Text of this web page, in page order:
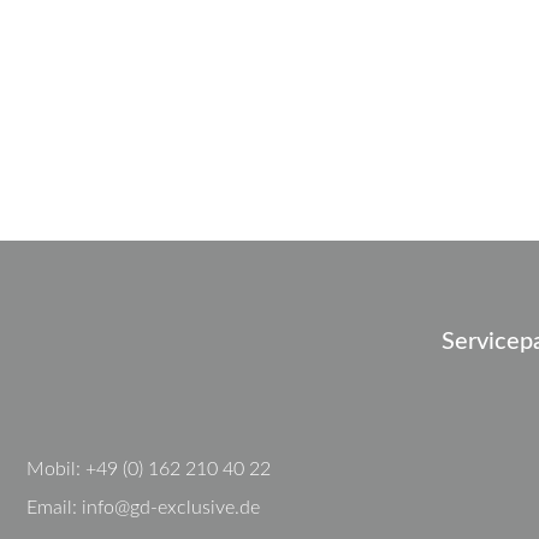
Mobil: +49 (0) 162 210 40 22
Email: info@gd-exclusive.de